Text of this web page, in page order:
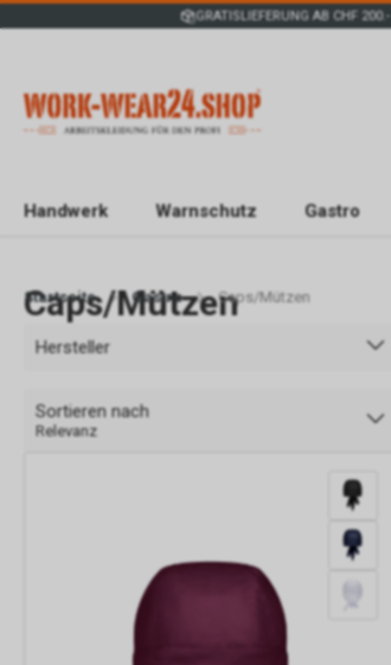
GRATISLIEFERUNG AB CHF 200.-
Handwerk Warnschutz Gastro
Startseite Gastro Caps/Mützen
Caps/Mützen
Hersteller
Sortieren nach
Relevanz